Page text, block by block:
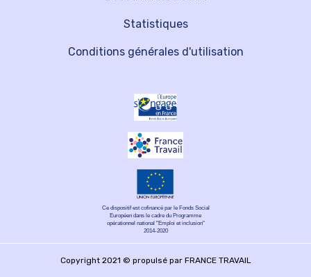
Statistiques
Conditions générales d'utilisation
Ce dispositif est cofinancé par le Fonds Social
Européen dans le cadre du Programme
opérationnel national "Emploi et inclusion"
2014-2020
Copyright 2021 © propulsé par FRANCE TRAVAIL